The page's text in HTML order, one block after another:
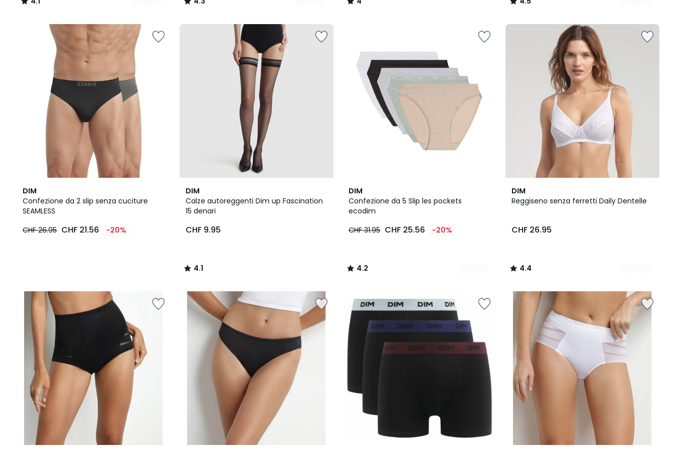
/
/
/
/
DIM
Confezione da 2 slip senza cuciture
SEAMLESS
CHF 26.95 CHF 21.56 -20%
DIM
Calze autoreggenti Dim up Fascination
15 denari
CHF 9.95
4.1
/ 5
4.1
/
DIM
Confezione da 5 Slip les pockets
ecodim
CHF 31.95 CHF 25.56 -20%
4.2
/ 5
2
Colori
4.2
/
DIM
Reggiseno senza ferretti Daily Dentelle
CHF 26.95
4.4
/ 5
4
Colori
4.4
/